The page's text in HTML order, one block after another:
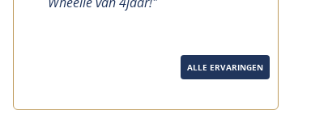
ALLE ERVARINGEN